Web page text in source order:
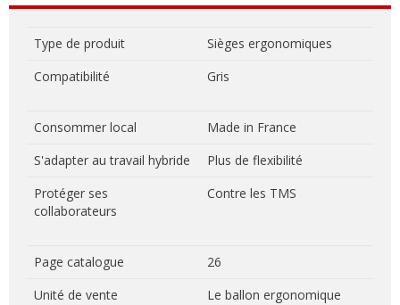
Type de produit
Sièges ergonomiques
Compatibilité
Gris
Consommer local
Made in France
S'adapter au travail hybride
Plus de flexibilité
Protéger ses
collaborateurs
Contre les TMS
Page catalogue
26
Unité de vente
Le ballon ergonomique